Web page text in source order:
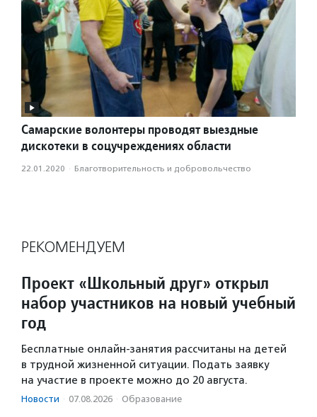
Самарские волонтеры проводят выездные
дискотеки в соцучреждениях области
22.01.2020 · Благотвори­тель­ность и доброволь­чест­во
РЕКОМЕНДУЕМ
Проект «Школьный друг» открыл
набор участников на новый учебный
год
Бесплатные онлайн-занятия рассчитаны на детей
в трудной жизненной ситуации. Подать заявку
на участие в проекте можно до 20 августа.
Новости · 07.08.2026 · Образование